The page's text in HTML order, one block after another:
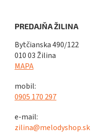
PREDAJŇA ŽILINA
Bytčianska 490/122
010 03 Žilina
MAPA
mobil:
0905 170 297
e-mail:
zilina@melodyshop.sk